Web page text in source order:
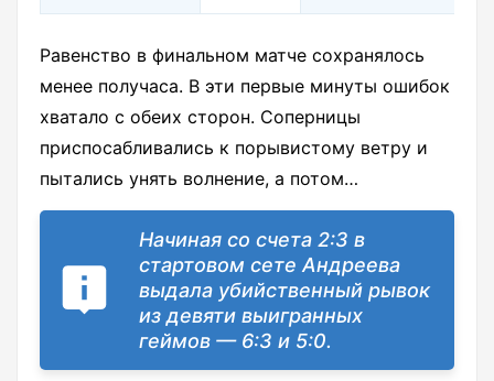
Равенство в финальном матче сохранялось
менее получаса. В эти первые минуты ошибок
хватало с обеих сторон. Соперницы
приспосабливались к порывистому ветру и
пытались унять волнение, а потом…
Начиная со счета 2:3 в
стартовом сете Андреева
выдала убийственный рывок
из девяти выигранных
геймов — 6:3 и 5:0.